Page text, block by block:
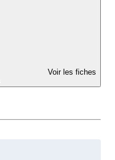
Voir les fiches